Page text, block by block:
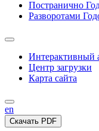
Постранично
Разворотами
Интерактивный
Центр загрузки
Карта сайта
en
Скачать PDF